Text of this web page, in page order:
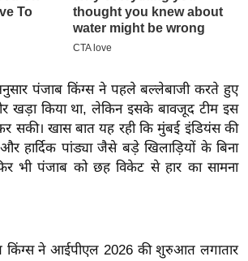
पंजाब किंग्स ने पहले बल्लेबाजी करते हुए
खड़ा किया था, लेकिन इसके बावजूद टीम इस
सकी। खास बात यह रही कि मुंबई इंडियंस की
हार्दिक पांड्या जैसे बड़े खिलाड़ियों के बिना
भी पंजाब को छह विकेट से हार का सामना
किंग्स ने आईपीएल 2026 की शुरुआत लगातार